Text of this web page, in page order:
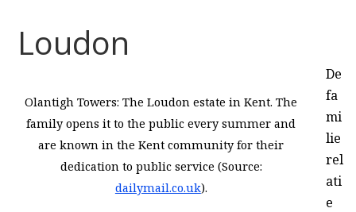
Loudon
Olantigh Towers: The Loudon estate in Kent. The
family opens it to the public every summer and
are known in the Kent community for their
dedication to public service (Source:
dailymail.co.uk).
De
fa
mi
lie
rel
ati
e